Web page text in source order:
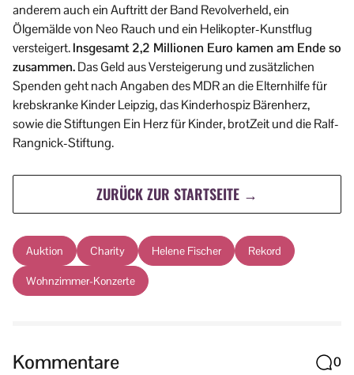
anderem auch ein Auftritt der Band Revolverheld, ein
Ölgemälde von Neo Rauch und ein Helikopter-Kunstflug
versteigert.Insgesamt 2,2 Millionen Euro kamen am Ende so
zusammen.Das Geld aus Versteigerung und zusätzlichen
Spenden geht nach Angaben des MDR an die Elternhilfe für
krebskranke Kinder Leipzig, das Kinderhospiz Bärenherz,
sowie die Stiftungen Ein Herz für Kinder, brotZeit und die Ralf-
Rangnick-Stiftung.
ZURÜCK ZUR STARTSEITE →
Auktion Charity Helene Fischer Rekord
Wohnzimmer-Konzerte
Kommentare 0